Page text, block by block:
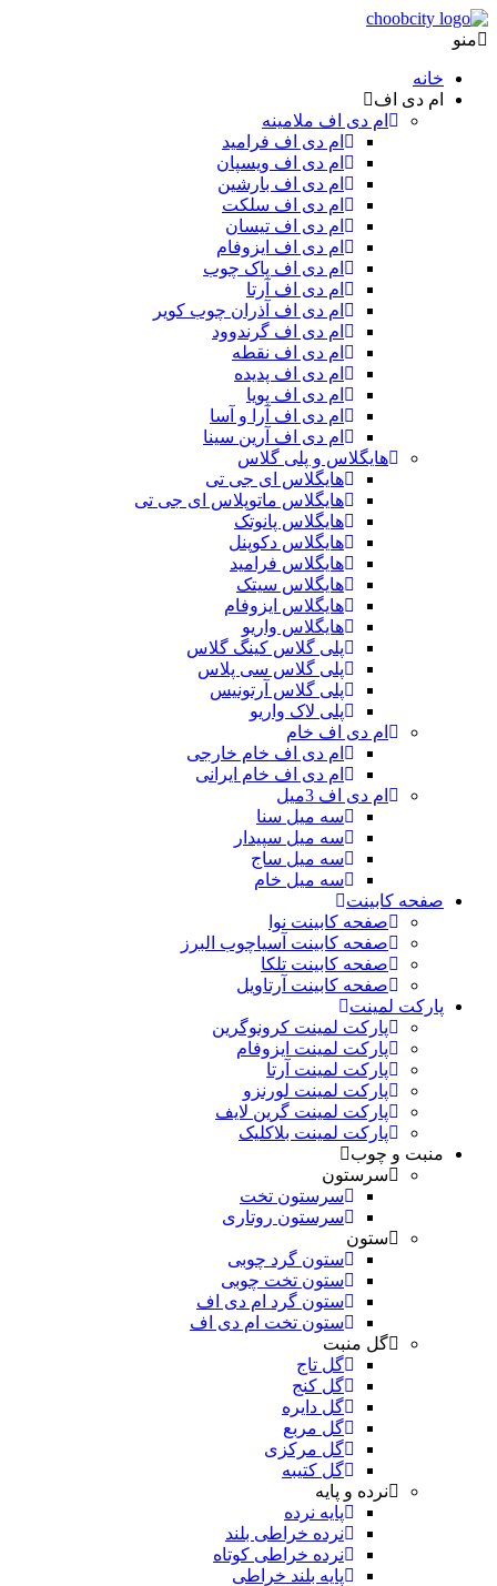
منو
خانه
ام دی اف
ام دی اف ملامینه
ام دی اف فرامید
ام دی اف ویسپان
ام دی اف بارشین
ام دی اف سلکت
ام دی اف تیسان
ام دی اف ایزوفام
ام دی اف پاک چوب
ام دی اف آرتا
ام دی اف آذران چوب کویر
ام دی اف گرندوود
ام دی اف نقطه
ام دی اف پدیده
ام دی اف پویا
ام دی اف آرا و آسا
ام دی اف آرین سینا
هایگلاس و پلی گلاس
هایگلاس ای جی تی
هایگلاس ماتوپلاس ای جی تی
هایگلاس پانوتک
هایگلاس دکوپنل
هایگلاس فرامید
هایگلاس سیتک
هایگلاس ایزوفام
هایگلاس واریو
پلی گلاس کینگ گلاس
پلی گلاس سی پلاس
پلی گلاس آرتونیس
پلی لاک واریو
ام دی اف خام
ام دی اف خام خارجی
ام دی اف خام ایرانی
ام دی اف 3میل
سه میل سنا
سه میل سپیدار
سه میل ساج
سه میل خام
صفحه کابینت
صفحه کابینت نوا
صفحه کابینت آسیاچوب البرز
صفحه کابینت تلکا
صفحه کابینت آرتاویل
پارکت لمینت
پارکت لمینت کرونوگرین
پارکت لمینت ایزوفام
پارکت لمینت آرتا
پارکت لمینت لورنزو
پارکت لمینت گرین لایف
پارکت لمینت بلاکلیک
منبت و چوب
سرستون
سرستون تخت
سرستون روتاری
ستون
ستون گرد چوبی
ستون تخت چوبی
ستون گرد ام دی اف
ستون تخت ام دی اف
گل منبت
گل تاج
گل کنج
گل دایره
گل مربع
گل مرکزی
گل کتیبه
نرده و پایه
پایه نرده
نرده خراطی بلند
نرده خراطی کوتاه
پایه بلند خراطی